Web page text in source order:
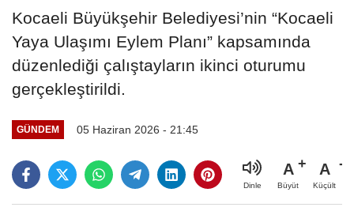
Kocaeli Büyükşehir Belediyesi’nin “Kocaeli
Yaya Ulaşımı Eylem Planı” kapsamında
düzenlediği çalıştayların ikinci oturumu
gerçekleştirildi.
GÜNDEM 05 Haziran 2026 - 21:45
Dinle
A
Büyüt
A
Küçült